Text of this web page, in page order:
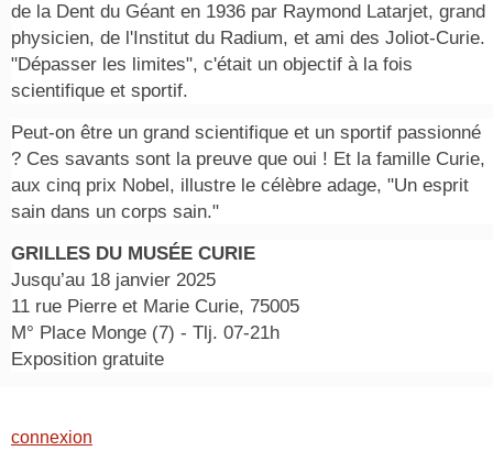
de la Dent du Géant en 1936 par Raymond Latarjet, grand
physicien, de l'Institut du Radium, et ami des Joliot-Curie.
"Dépasser les limites", c'était un objectif à la fois
scientifique et sportif.
Peut-on être un grand scientifique et un sportif passionné
? Ces savants sont la preuve que oui ! Et la famille Curie,
aux cinq prix Nobel, illustre le célèbre adage, "Un esprit
sain dans un corps sain."
GRILLES DU MUSÉE CURIE
Jusqu’au 18 janvier 2025
11 rue Pierre et Marie Curie, 75005
M° Place Monge (7) - Tlj. 07-21h
Exposition gratuite
connexion